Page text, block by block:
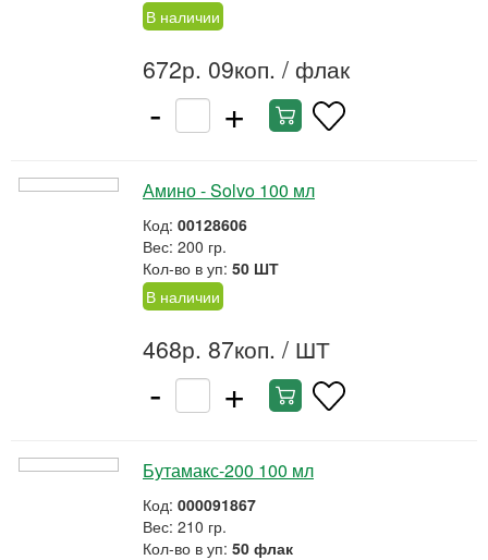
В наличии
672р. 09коп. / флак
- +
Амино - Solvo 100 мл
Код: 00128606
Вес: 200 гр.
Кол-во в уп: 50 ШТ
В наличии
468р. 87коп. / ШТ
- +
Бутамакс-200 100 мл
Код: 000091867
Вес: 210 гр.
Кол-во в уп: 50 флак